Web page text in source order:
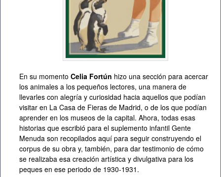
En su momento Celia Fortún hizo una sección para acercar
los animales a los pequeños lectores, una manera de
llevarles con alegría y curiosidad hacia aquellos que podían
visitar en La Casa de Fieras de Madrid, o de los que podían
aprender en los museos de la capital. Ahora, todas esas
historias que escribió para el suplemento infantil Gente
Menuda son recopilados aquí para seguir construyendo el
corpus de su obra y, también, para dar testimonio de cómo
se realizaba esa creación artística y divulgativa para los
peques en ese periodo de 1930-1931.